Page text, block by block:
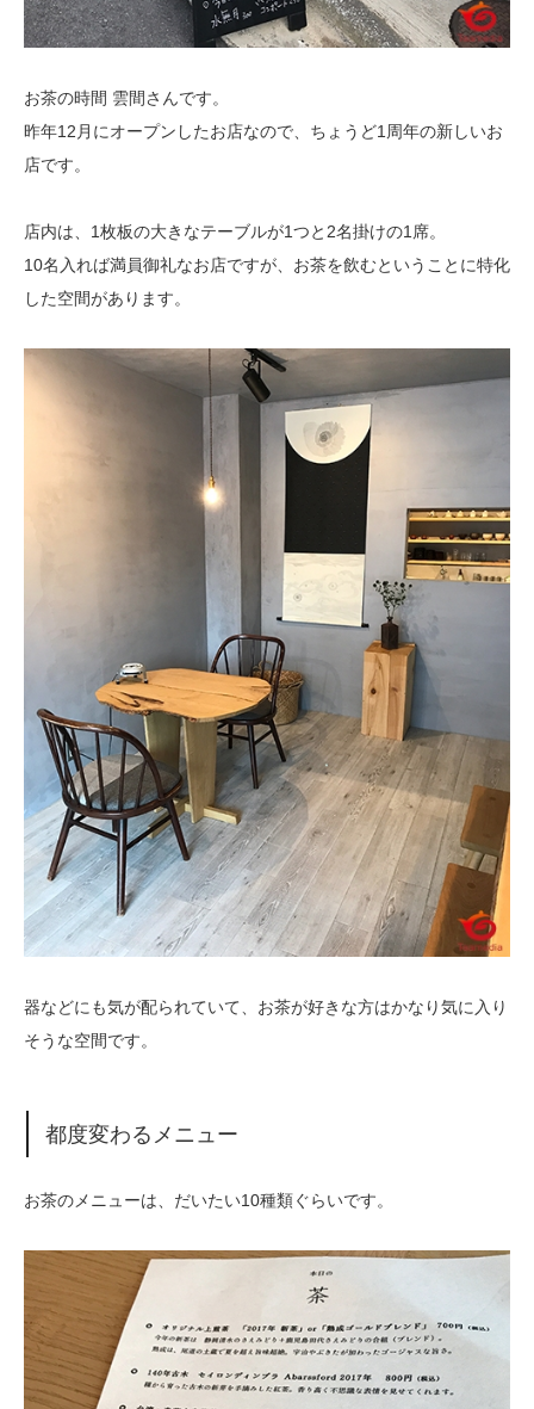
お茶の時間 雲間さんです。
昨年12月にオープンしたお店なので、ちょうど1周年の新しいお
店です。
店内は、1枚板の大きなテーブルが1つと2名掛けの1席。
10名入れば満員御礼なお店ですが、お茶を飲むということに特化
した空間があります。
器などにも気が配られていて、お茶が好きな方はかなり気に入り
そうな空間です。
都度変わるメニュー
お茶のメニューは、だいたい10種類ぐらいです。